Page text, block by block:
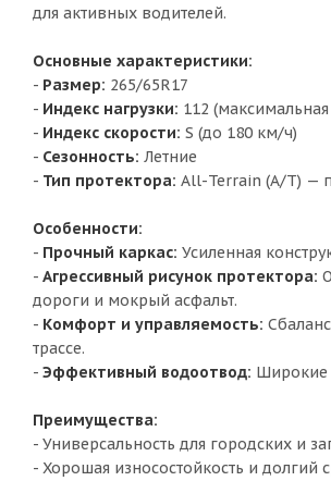
для активных водителей.
Основные характеристики:
- Размер: 265/65R17
- Индекс нагрузки: 112
- Индекс скорости: S (до 180 км/ч)
- Сезонность: Летние
- Тип протектора: All-Terrain (A/T) —
Особенности:
- Прочный каркас: Усиленная
- Агрессивный рисунок протектора:
дороги и мокрый асфальт.
- Комфорт и управляемость:
трассе.
- Эффективный водоотвод: Широкие
Преимущества:
- Универсальность для городских и
- Хорошая износостойкость и долгий